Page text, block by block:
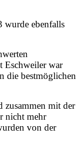
wurde ebenfalls
Eschweiler war
die bestmöglichen
zusammen mit der
nicht mehr
von der